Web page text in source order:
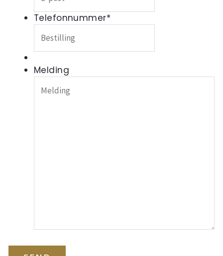
Telefonnummer*
Melding